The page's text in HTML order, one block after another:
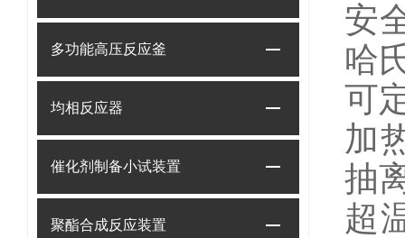
多功能高压反应釜
均相反应器
催化剂制备小试装置
聚酯合成反应装置
安
哈
可
加
抽
超